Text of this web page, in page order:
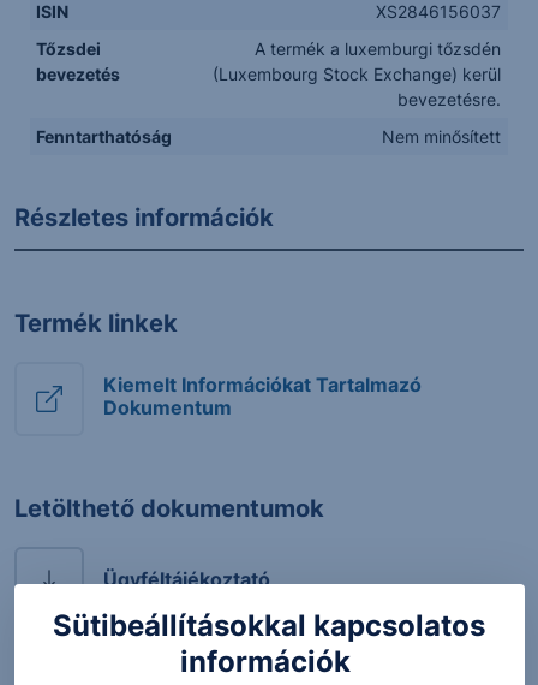
ISIN
XS2846156037
Tőzsdei
bevezetés
A termék a luxemburgi tőzsdén
(Luxembourg Stock Exchange) kerül
bevezetésre.
Fenntarthatóság
Nem minősített
Részletes információk
Termék linkek
Kiemelt Információkat Tartalmazó
Dokumentum
Letölthető dokumentumok
Ügyféltájékoztató
Protect Express általános terméktájékoztató
Sütibeállításokkal kapcsolatos
információk